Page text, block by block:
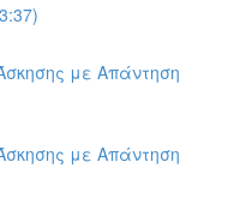
με Απάντηση
με Απάντηση